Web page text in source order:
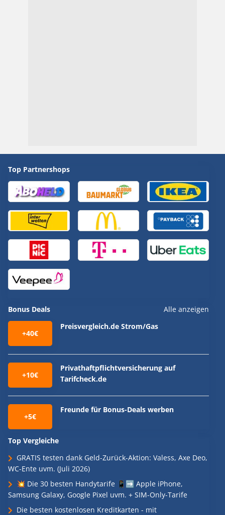
Top Partnershops
Bonus Deals Alle anzeigen
+40€
Preisvergleich.de Strom/Gas
+10€
Privathaftpflichtversicherung auf
Tarifcheck.de
+5€
Freunde für Bonus-Deals werben
Top Vergleiche
GRATIS testen dank Geld-Zurück-Aktion: Valess, Axe Deo,
WC-Ente uvm. (Juli 2026)
💥 Die 30 besten Handytarife 📱➡️ Apple iPhone,
Samsung Galaxy, Google Pixel uvm. + SIM-Only-Tarife
Die besten kostenlosen Kreditkarten - mit